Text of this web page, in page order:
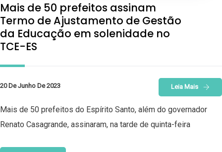
Mais de 50 prefeitos assinam
Termo de Ajustamento de Gestão
da Educação em solenidade no
TCE-ES
20 De Junho De 2023 Leia Mais
Mais de 50 prefeitos do Espírito Santo, além do governador
Renato Casagrande, assinaram, na tarde de quinta-feira